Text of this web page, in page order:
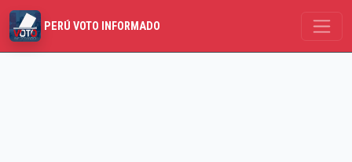
PERÚ VOTO INFORMADO